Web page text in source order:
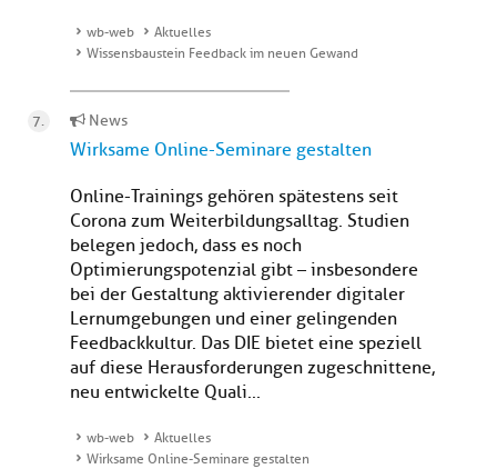
wb-web
Aktuelles
Wissensbaustein Feedback im neuen Gewand
News
Wirksame Online-Seminare gestalten
Online-Trainings gehören spätestens seit
Corona zum Weiterbildungsalltag. Studien
belegen jedoch, dass es noch
Optimierungspotenzial gibt – insbesondere
bei der Gestaltung aktivierender digitaler
Lernumgebungen und einer gelingenden
Feedbackkultur. Das DIE bietet eine speziell
auf diese Herausforderungen zugeschnittene,
neu entwickelte Quali...
wb-web
Aktuelles
Wirksame Online-Seminare gestalten